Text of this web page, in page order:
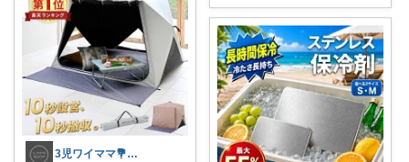
3児ワイママ💐バタバタでも回る暮らし✨